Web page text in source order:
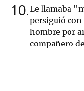
10 Le llamaba
persiguió
hombre por
compañero